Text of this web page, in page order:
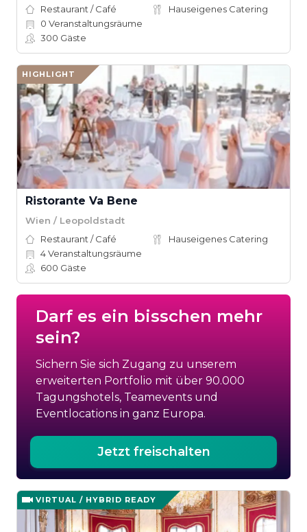
Restaurant / Café
Hauseigenes Catering
0 Veranstaltungsräume
300 Gäste
HIGHLIGHT
Ristorante Va Bene
Wien / Leopoldstadt
Restaurant / Café
Hauseigenes Catering
4Veranstaltungsräume
600 Gäste
Darf es ein bisschen mehr
sein?
Sichern Sie sich Zugang zu unserem
erweiterten Portfolio mit über 90.000
Tagungshotels, Teamevents und
Eventlocations in ganz Europa.
Jetzt freischalten
VIRTUAL / HYBRID READY